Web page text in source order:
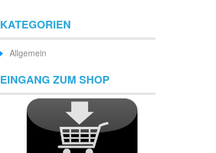
KATEGORIEN
Allgemein
EINGANG ZUM SHOP